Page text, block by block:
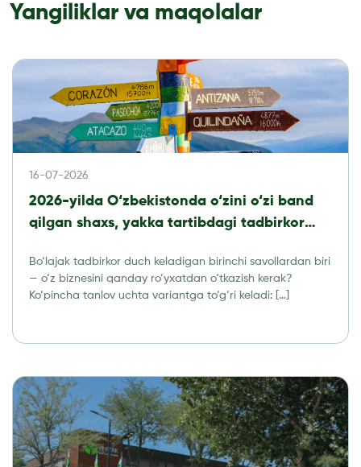
Yangiliklar va maqolalar
16-07-2026
2026-yilda O‘zbekistonda o‘zini o‘zi band
qilgan shaxs, yakka tartibdagi tadbirkor
kerak?
Bo‘lajak tadbirkor duch keladigan birinchi savollardan biri
— o‘z biznesini qanday ro‘yxatdan o‘tkazish kerak?
Ko‘pincha tanlov uchta variantga to‘g‘ri keladi: […]